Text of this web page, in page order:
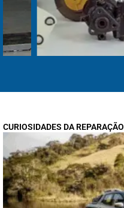
CURIOSIDADES DA REPARAÇÃO